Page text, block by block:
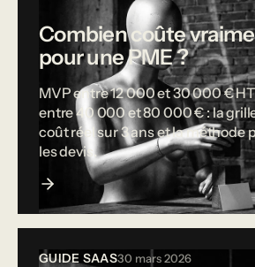
Combien coûte
pour une PME ?
MVP entre 12 000 et 30 000 €
entre 40 000 et 80 000 € : la
coût réel sur 3 ans et la méthode
les devis.
GUIDE SAAS30 mars 2026